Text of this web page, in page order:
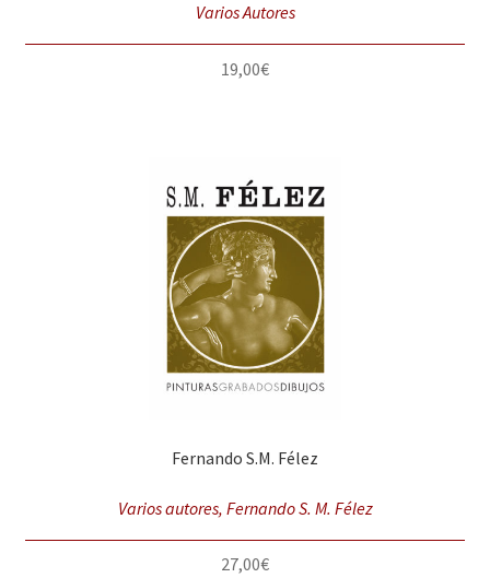
Varios Autores
19,00€
Fernando S.M. Félez
Varios autores, Fernando S. M. Félez
27,00€